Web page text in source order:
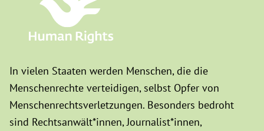
In vielen Staaten werden Menschen, die die
Menschenrechte verteidigen, selbst Opfer von
Menschenrechtsverletzungen. Besonders bedroht
sind Rechtsanwält*innen, Journalist*innen,